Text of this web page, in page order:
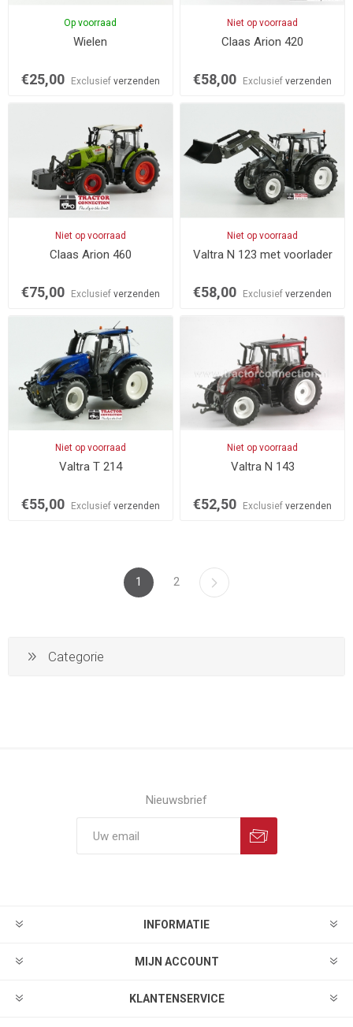
Op voorraad
Wielen
€25,00 Exclusief verzenden
Niet op voorraad
Claas Arion 420
€58,00 Exclusiefverzenden
Niet op voorraad
Claas Arion 460
€75,00 Exclusief verzenden
Niet op voorraad
Valtra N 123 met voorlader
€58,00 Exclusiefverzenden
Niet op voorraad
Valtra T 214
€55,00 Exclusief verzenden
Niet op voorraad
Valtra N 143
€52,50 Exclusiefverzenden
1 2
Categorie
Nieuwsbrief
INFORMATIE
MIJN ACCOUNT
KLANTENSERVICE